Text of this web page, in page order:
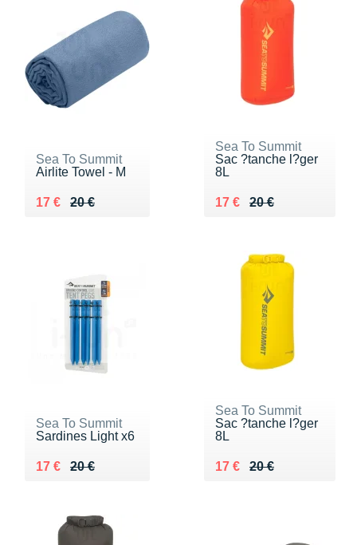
Sea To Summit
Airlite Towel - M
20 €
Au lieu de 20 €
17 €
Vendu 17 €
Sea To Summit
Sac ?tanche l?ger
8L
20 €
Au lieu de 20 €
17 €
Vendu 17 €
Sea To Summit
Sardines Light x6
20 €
Au lieu de 20 €
17 €
Vendu 17 €
Sea To Summit
Sac ?tanche l?ger
8L
20 €
Au lieu de 20 €
17 €
Vendu 17 €